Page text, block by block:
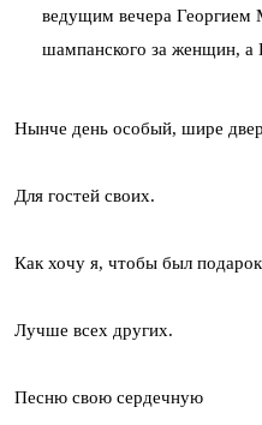
ведущим вечера Георгием
шампанского за женщин,
Нынче день особый, шире
Для гостей своих.
Как хочу я, чтобы был
Лучше всех других.
Песню свою сердечную